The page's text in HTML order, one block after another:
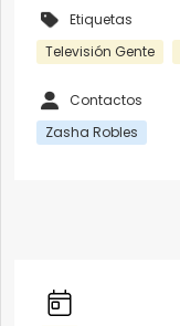
Etiquetas
Televisión Gente
Contactos
Zasha Robles